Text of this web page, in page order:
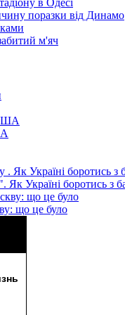
в Одесі
поразки від Динамо
м'яч
Україні боротись з
що це було